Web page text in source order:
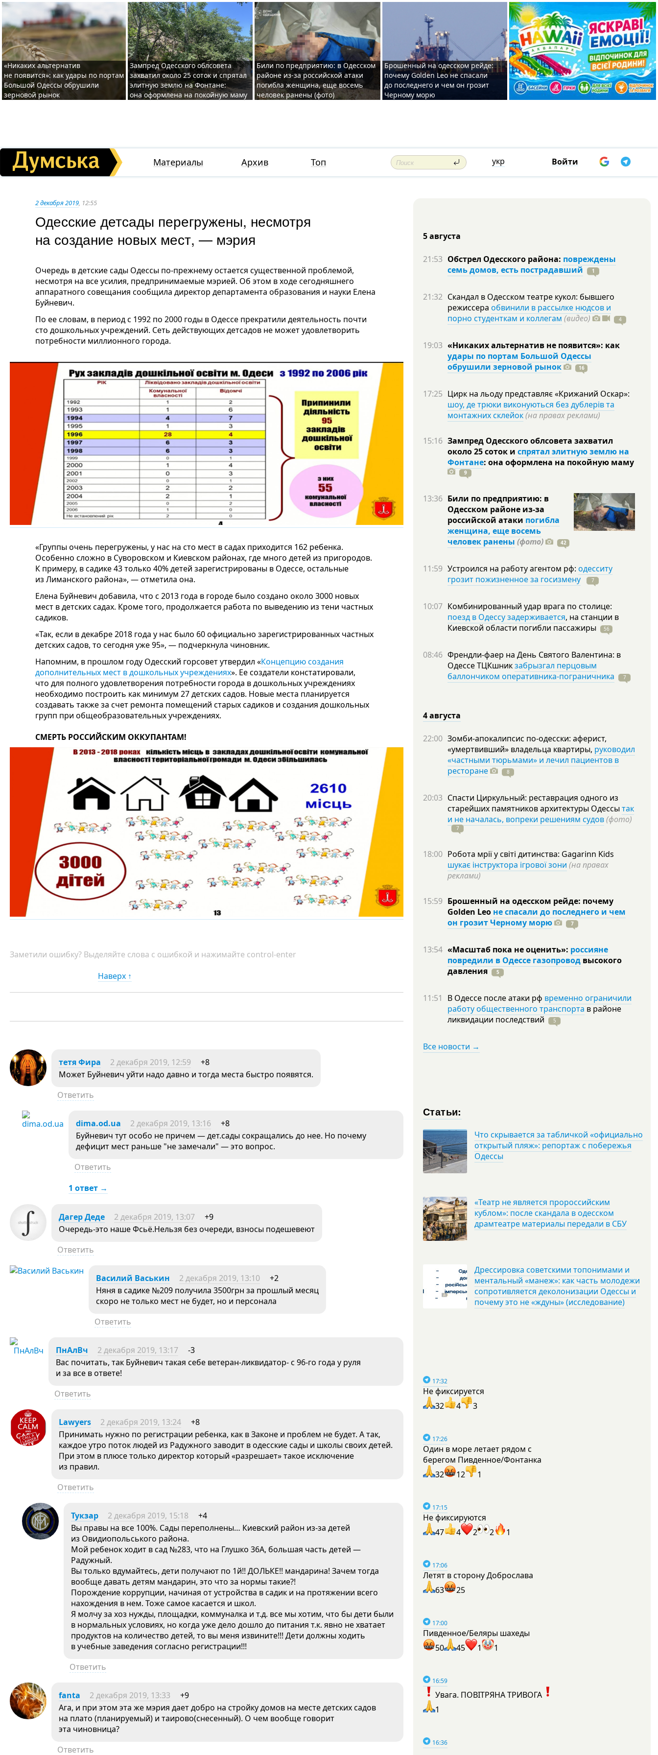
«Никаких альтернатив
не появится»: как удары по портам
Большой Одессы обрушили
зерновой рынок
Зампред Одесского облсовета
захватил около 25 соток и спрятал
элитную землю на Фонтане:
она оформлена на покойную маму
Били по предприятию: в Одесском
районе из-за российской атаки
погибла женщина, еще восемь
человек ранены (фото)
Брошенный на одесском рейде:
почему Golden Leo не спасали
до последнего и чем он грозит
Черному морю
Материалы Архив Топ укр Войти
2 декабря 2019, 12:55
Одесские детсады перегружены, несмотря
на создание новых мест, — мэрия
Очередь в детские сады Одессы по-прежнему остается существенной проблемой,
несмотря на все усилия, предпринимаемые мэрией. Об этом в ходе сегодняшнего
аппаратного совещания сообщила директор департамента образования и науки Елена
Буйневич.
По ее словам, в период с 1992 по 2000 годы в Одессе прекратили деятельность почти
сто дошкольных учреждений. Сеть действующих детсадов не может удовлетворить
потребности миллионного города.
«Группы очень перегружены, у нас на сто мест в садах приходится 162 ребенка.
Особенно сложно в Суворовском и Киевском районах, где много детей из пригородов.
К примеру, в садике 43 только 40% детей зарегистрированы в Одессе, остальные
из Лиманского района», — отметила она.
Елена Буйневич добавила, что с 2013 года в городе было создано около 3000 новых
мест в детских садах. Кроме того, продолжается работа по выведению из тени частных
садиков.
«Так, если в декабре 2018 года у нас было 60 официально зарегистрированных частных
детских садов, то сегодня уже 95», — подчеркнула чиновник.
Напомним, в прошлом году Одесский горсовет утвердил «Концепцию создания
дополнительных мест в дошкольных учреждениях». Ее создатели констатировали,
что для полного удовлетворения потребности города в дошкольных учреждениях
необходимо построить как минимум 27 детских садов. Новые места планируется
создавать также за счет ремонта помещений старых садиков и создания дошкольных
групп при общеобразовательных учреждениях.
СМЕРТЬ РОССИЙСКИМ ОККУПАНТАМ!
Заметили ошибку? Выделяйте слова с ошибкой и нажимайте control-enter
Наверх ↑
тетя Фира 2 декабря 2019, 12:59
+8
Может Буйневич уйти надо давно и тогда места быстро появятся.
Ответить
dima.od.ua 2 декабря 2019, 13:16
+8
Буйневич тут особо не причем — дет.сады сокращались до нее. Но почему
дефицит мест раньше "не замечали" — это вопрос.
Ответить
1 ответ →
Дагер Деде 2 декабря 2019, 13:07
+9
Очередь-это наше Фсьё.Нельзя без очереди, взносы подешевеют
Ответить
Василий Васькин 2 декабря 2019, 13:10
+2
Няня в садике №209 получила 3500грн за прошлый месяц
скоро не только мест не будет, но и персонала
Ответить
ПнАлВч 2 декабря 2019, 13:17
-3
Вас почитать, так Буйневич такая себе ветеран-ликвидатор- с 96-го года у руля
и за все в ответе!
Ответить
Lawyers 2 декабря 2019, 13:24
+8
Принимать нужно по регистрации ребенка, как в Законе и проблем не будет. А так,
каждое утро поток людей из Радужного заводит в одесские сады и школы своих детей.
При этом в плюсе только директор который «разрешает» такое исключение
из правил.
Ответить
Тукзар 2 декабря 2019, 15:18
+4
Вы правы на все 100%. Сады переполнены… Киевский район из-за детей
из Овидиопольського района.
Мой ребенок ходит в сад №283, что на Глушко 36А, большая часть детей —
Радужный.
Вы только вдумайтесь, дети получают по 1й!! ДОЛЬКЕ!! мандарина! Зачем тогда
вообще давать детям мандарин, это что за нормы такие?!
Порождение коррупции, начиная от устройства в садик и на протяжении всего
нахождения в нем. Тоже самое касается и школ.
Я молчу за хоз нужды, площадки, коммуналка и т.д. все мы хотим, что бы дети были
в нормальных условиях, но когда уже дело дошло до питания т.к. явно не хватает
продуктов на количество детей, то вы меня извините!!! Дети должны ходить
в учебные заведения согласно регистрации!!!
Ответить
fanta 2 декабря 2019, 13:33
+9
Ага, и при этом эта же мэрия дает добро на стройку домов на месте детских садов
на плато (планируемый) и таирово(снесенный). О чем вообще говорит
эта чиновница?
Ответить
5 августа
21:53 Обстрел Одесского района: повреждены
семь домов, есть пострадавший
1
21:32 Скандал в Одесском театре кукол: бывшего
режиссера обвинили в рассылке нюдсов и
порно студенткам и коллегам (видео) 4
19:03 «Никаких альтернатив не появится»: как
удары по портам Большой Одессы
обрушили зерновой рынок
16
17:25 Цирк на льоду представляє «Крижаний Оскар»:
шоу, де трюки виконуються без дублерів та
монтажних склейок(на правах реклами)
15:16 Зампред Одесского облсовета захватил
около 25 соток и спрятал элитную землю на
Фонтане: она оформлена на покойную маму
9
13:36 Били по предприятию: в
Одесском районе из-за
российской атаки погибла
женщина, еще восемь
человек ранены (фото) 42
11:59 Устроился на работу агентом рф: одесситу
грозит пожизненное за госизмену
7
10:07 Комбинированный удар врага по столице:
поезд в Одессу задерживается, на станции в
Киевской области погибли пассажиры 56
08:46 Френдли-фаер на День Святого Валентина: в
Одессе ТЦКшникзабрызгал перцовым
баллончиком оперативника-пограничника
7
4 августа
22:00 Зомби-апокалипсис по-одесски: аферист,
«умертвивший» владельца квартиры, руководил
«частными тюрьмами» и лечил пациентов в
ресторане
8
20:03 Спасти Циркульный: реставрация одного из
старейших памятников архитектуры Одессы так
и не началась, вопреки решениям судов(фото)
7
18:00 Робота мрії у світі дитинства: Gagarinn Kids
шукає інструктора ігрової зони (на правах
реклами)
15:59 Брошенный на одесском рейде: почему
Golden Leo не спасали до последнего и чем
он грозит Черному морю
7
13:54 «Масштаб пока не оценить»: россияне
повредили в Одессе газопровод высокого
давления
5
11:51 В Одессе после атаки рф временно ограничили
работу общественного транспорта в районе
ликвидации последствий 5
Все новости →
Статьи:
Что скрывается за табличкой «официально
открытый пляж»: репортаж с побережья
Одессы
«Театр не является пророссийским
кублом»: после скандала в одесском
драмтеатре материалы передали в СБУ
Дрессировка советскими топонимами и
ментальный «манеж»: как часть молодежи
сопротивляется деколонизации Одессы и
почему это не «ждуны» (исследование)
17:32
Не фиксируется
32
4 3
17:26
Один в море летает рядом с
берегом Пивденное/Фонтанка
32
12 1
17:15
Не фиксируются
47
4 2 2 1
17:06
Летят в сторону Доброслава
63
25
17:00
Пивденное/Беляры шахеды
50
45 1 1
16:59
Увага. ПОВІТРЯНА ТРИВОГА
1
16:36